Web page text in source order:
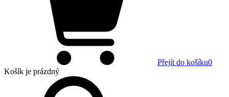
Přejít do košíku0
Košík je prázdný